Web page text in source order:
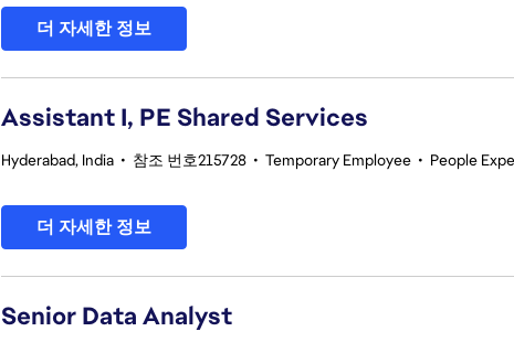
더 자세한 정보
Assistant I, PE Shared Services
Hyderabad, India • 참조 번호215728 • Temporary Employee • People
더 자세한 정보
Senior Data Analyst